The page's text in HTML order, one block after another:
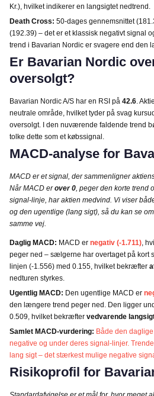
Kr.), hvilket indikerer en langsigtet nedtrend.
Death Cross: 50-dages gennemsnittet
(192.39) – det er et klassisk negativt signal
trend i Bavarian Nordic er svagere end den
Er Bavarian Nordic
oversolgt?
Bavarian Nordic A/S har en RSI på 42.6.
neutrale område, hvilket tyder på svag
oversolgt. I den nuværende faldende trend
tolke dette som et købssignal.
MACD-analyse for
MACD er et signal, der sammenligner
Når MACD erover 0, peger den korte trend
signal-linje, har aktien medvind. Vi viser
og den ugentlige (lang sigt), så du kan se
samme vej.
Daglig MACD: MACD er negativ (-1.711),
peger ned – sælgerne har overtaget på kort
linjen (-1.556) med 0.155, hvilket bekræfter
nedturen styrkes.
Ugentlig MACD: Den ugentlige MACD er
den længere trend peger ned. Den ligger
0.509, hvilket bekræfter vedvarende
Samlet MACD-vurdering: Både den
negative og under deres signal-linjer.
lang sigt – det stærkest mulige negative
Risikoprofil for